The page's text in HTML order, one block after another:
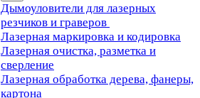
Дымоуловители для лазерных
резчиков и граверов
Лазерная маркировка и кодировка
Лазерная очистка, разметка и
сверление
Лазерная обработка дерева, фанеры,
картона